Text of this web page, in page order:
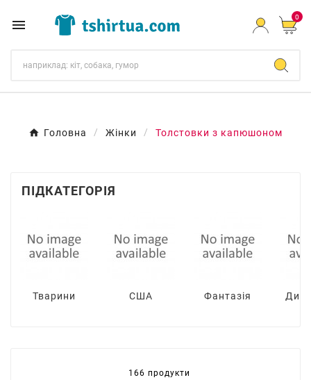
 0
Головна Жінки Толстовки з капюшоном
ПІДКАТЕГОРІЯ
Тварини США Фантазія
166 продукти